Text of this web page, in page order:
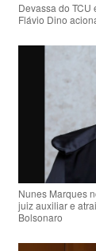
Devassa do TCU
Flávio Dino
Nunes Marques
juiz auxiliar e
Bolsonaro